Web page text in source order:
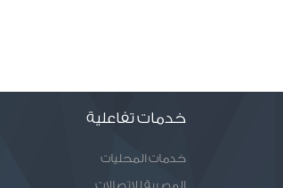
خدمات تفاعلية
خدمات المحليات
المصرية للاتصالات